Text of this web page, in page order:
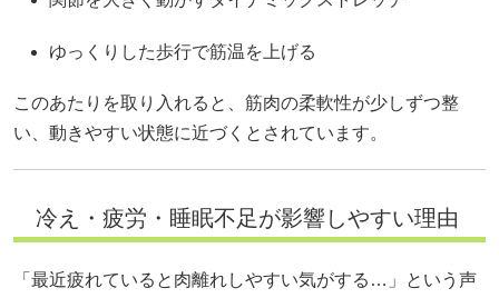
ゆっくりした歩行で筋温を上げる
このあたりを取り入れると、筋肉の柔軟性が少しずつ整
い、動きやすい状態に近づくとされています。
冷え・疲労・睡眠不足が影響しやすい理由
「最近疲れていると肉離れしやすい気がする…」という声